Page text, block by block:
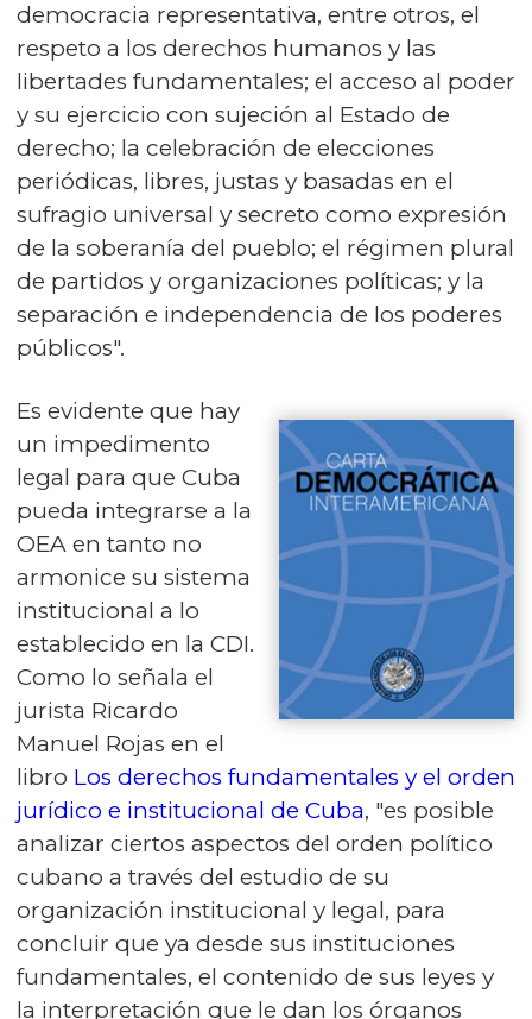
democracia representativa, entre otros, el
respeto a los derechos humanos y las
libertades fundamentales; el acceso al poder
y su ejercicio con sujeción al Estado de
derecho; la celebración de elecciones
periódicas, libres, justas y basadas en el
sufragio universal y secreto como expresión
de la soberanía del pueblo; el régimen plural
de partidos y organizaciones políticas; y la
separación e independencia de los poderes
públicos".
Es evidente que hay
un impedimento
legal para que Cuba
pueda integrarse a la
OEA en tanto no
armonice su sistema
institucional a lo
establecido en la CDI.
Como lo señala el
jurista Ricardo
Manuel Rojas en el
libro Los derechos fundamentales y el orden
jurídico e institucional de Cuba, "es posible
analizar ciertos aspectos del orden político
cubano a través del estudio de su
organización institucional y legal, para
concluir que ya desde sus instituciones
fundamentales, el contenido de sus leyes y
la interpretación que le dan los órganos